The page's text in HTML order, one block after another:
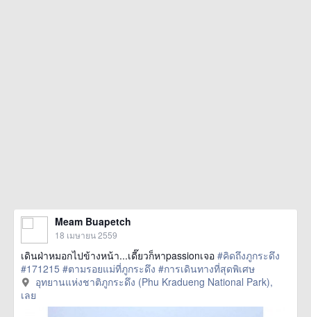
Meam Buapetch
18 เมษายน 2559
เดินฝ่าหมอกไปข้างหน้า...เดี๊ยวก็หาpassionเจอ #คิดถึงภูกระดึง
#171215 #ตามรอยแม่ที่ภูกระดึง #การเดินทางที่สุดพิเศษ
อุทยานแห่งชาติภูกระดึง (Phu Kradueng National Park),
เลย